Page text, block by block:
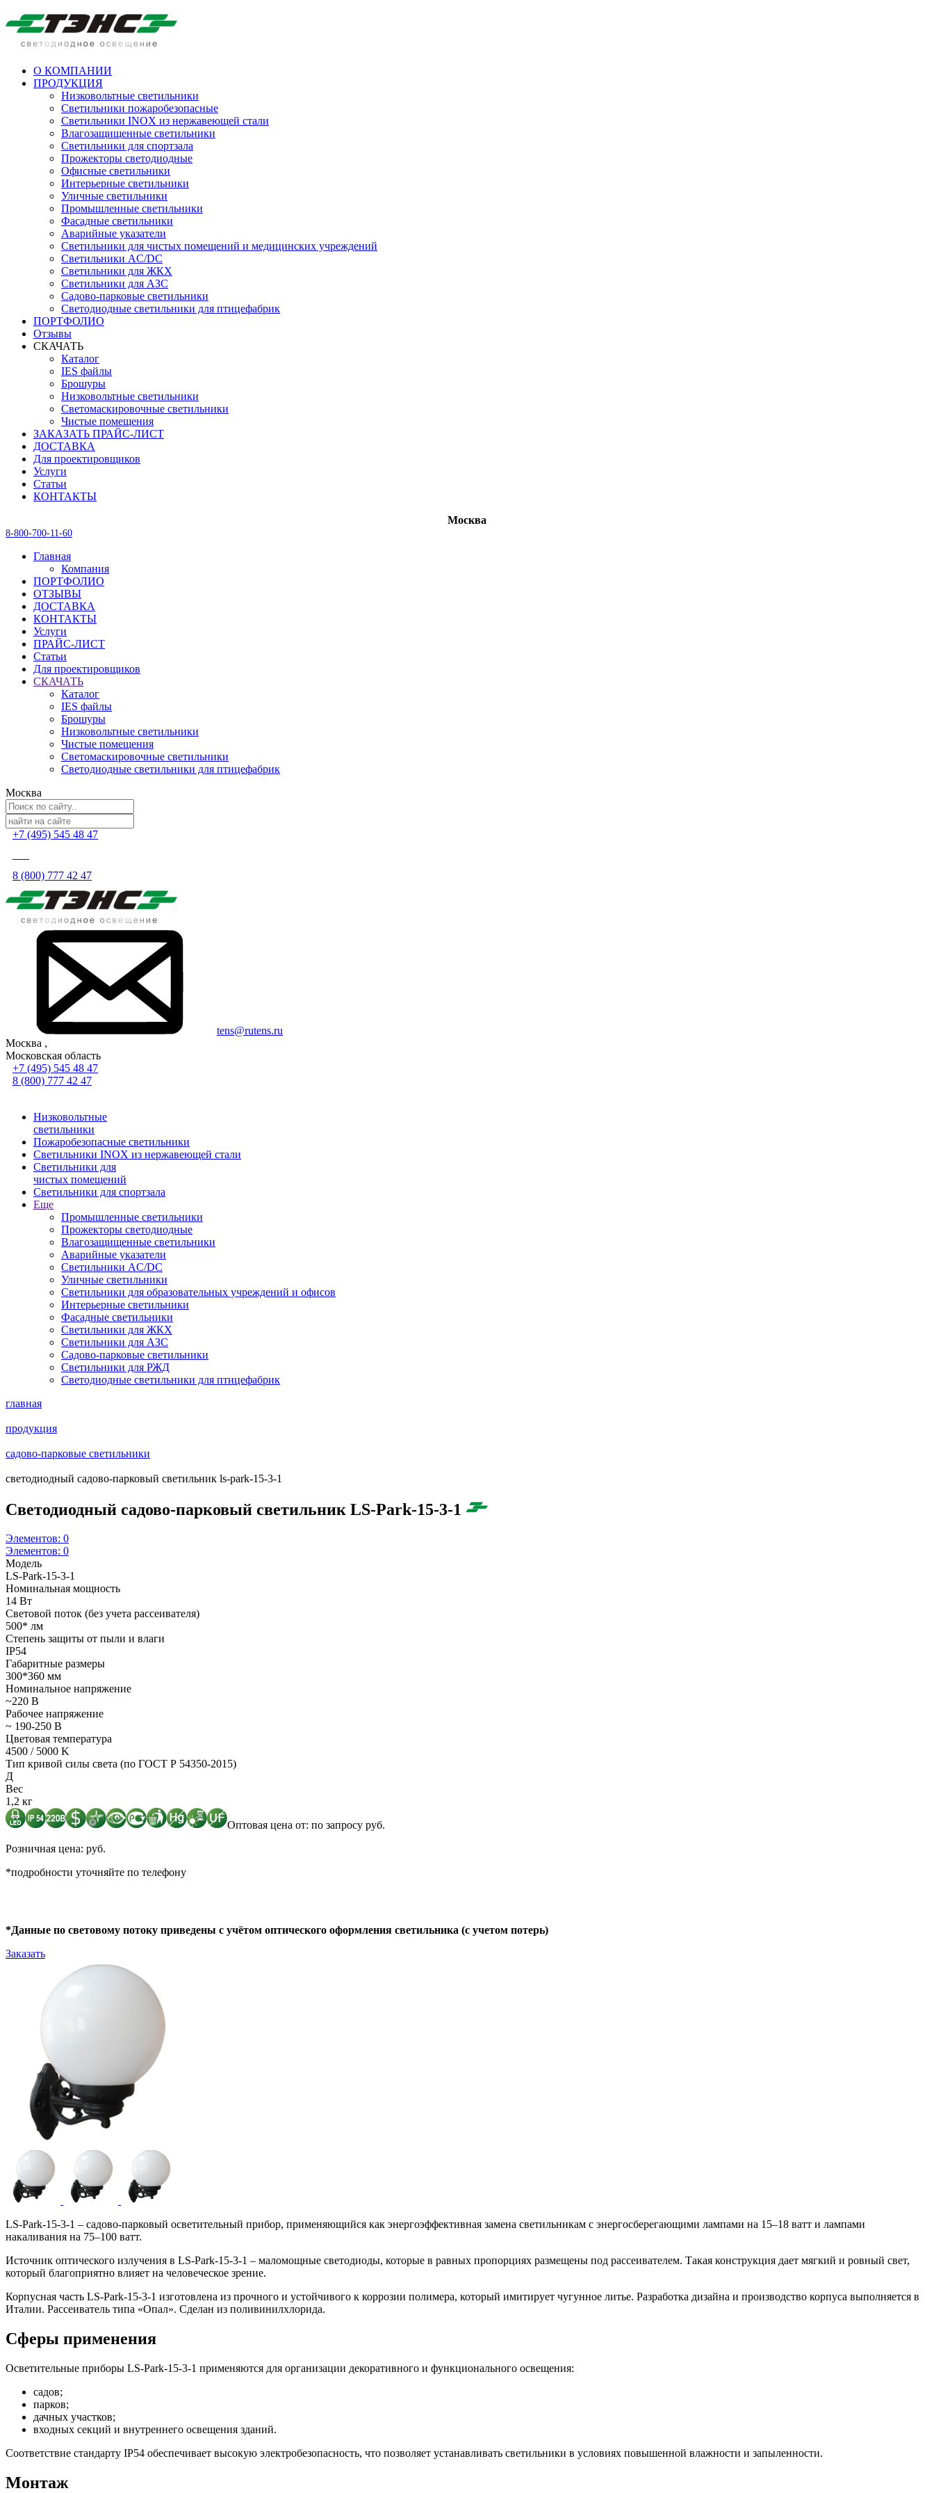
О КОМПАНИИ
ПРОДУКЦИЯ
Низковольтные светильники
Cветильники пожаробезопасные
Светильники INOX из нержавеющей стали
Влагозащищенные светильники
Светильники для спортзала
Прожекторы светодиодные
Офисные светильники
Интерьерные светильники
Уличные светильники
Промышленные светильники
Фасадные светильники
Аварийные указатели
Светильники для чистых помещений и медицинских учреждений
Светильники AC/DC
Светильники для ЖКХ
Светильники для АЗС
Садово-парковые светильники
Светодиодные светильники для птицефабрик
ПОРТФОЛИО
Отзывы
СКАЧАТЬ
Каталог
IES файлы
Брошуры
Низковольтные светильники
Светомаскировочные светильники
Чистые помещения
ЗАКАЗАТЬ ПРАЙС-ЛИСТ
ДОСТАВКА
Для проектировщиков
Услуги
Статьи
КОНТАКТЫ
Москва
8-800-700-11-60
Главная
Компания
ПОРТФОЛИО
ОТЗЫВЫ
ДОСТАВКА
КОНТАКТЫ
Услуги
ПРАЙС-ЛИСТ
Статьи
Для проектировщиков
СКАЧАТЬ
Каталог
IES файлы
Брошуры
Низковольтные светильники
Чистые помещения
Светомаскировочные светильники
Светодиодные светильники для птицефабрик
Москва
+7 (495) 545 48 47
8 (800) 777 42 47
tens@rutens.ru
Москва ,
Московская область
+7 (495) 545 48 47
8 (800) 777 42 47
Низковольтные
светильники
Пожаробезопасные светильники
Светильники INOX из нержавеющей стали
Светильники для
чистых помещений
Светильники для спортзала
Еще
Промышленные светильники
Прожекторы светодиодные
Влагозащищенные светильники
Аварийные указатели
Светильники AC/DC
Уличные светильники
Светильники для образовательных учреждений и офисов
Интерьерные светильники
Фасадные светильники
Светильники для ЖКХ
Светильники для АЗС
Садово-парковые светильники
Светильники для РЖД
Светодиодные светильники для птицефабрик
главная
продукция
садово-парковые светильники
светодиодный садово-парковый светильник ls-park-15-3-1
Светодиодный садово-парковый светильник LS-Park-15-3-1
Элементов: 0
Элементов: 0
Модель
LS-Park-15-3-1
Номинальная мощность
14 Вт
Световой поток (без учета рассеивателя)
500* лм
Степень защиты от пыли и влаги
IP54
Габаритные размеры
300*360 мм
Номинальное напряжение
~220 В
Рабочее напряжение
~ 190-250 В
Цветовая температура
4500 / 5000 K
Тип кривой силы света (по ГОСТ Р 54350-2015)
Д
Вес
1,2 кг
Оптовая цена от: по запросу руб.
Розничная цена: руб.
*подробности уточняйте по телефону
*Данные по световому потоку приведены с учётом оптического оформления светильника (с учетом потерь)
Заказать
LS-Park-15-3-1 – садово-парковый осветительный прибор, применяющийся как энергоэффективная замена светильникам с энергосберегающими лампами на 15–18 ватт и лампами
накаливания на 75–100 ватт.
Источник оптического излучения в LS-Park-15-3-1 – маломощные светодиоды, которые в равных пропорциях размещены под рассеивателем. Такая конструкция дает мягкий и ровный свет,
который благоприятно влияет на человеческое зрение.
Корпусная часть LS-Park-15-3-1 изготовлена из прочного и устойчивого к коррозии полимера, который имитирует чугунное литье. Разработка дизайна и производство корпуса выполняется в
Италии. Рассеиватель типа «Опал». Сделан из поливинилхлорида.
Сферы применения
Осветительные приборы LS-Park-15-3-1 применяются для организации декоративного и функционального освещения:
садов;
парков;
дачных участков;
входных секций и внутреннего освещения зданий.
Соответствие стандарту IP54 обеспечивает высокую электробезопасность, что позволяет устанавливать светильники в условиях повышенной влажности и запыленности.
Монтаж